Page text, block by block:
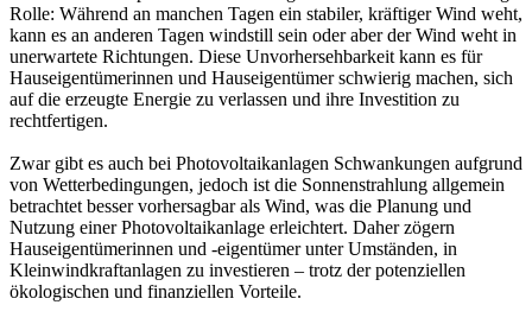
Rolle: Während an manchen Tagen ein stabiler, kräftiger Wind weht,
kann es an anderen Tagen windstill sein oder aber der Wind weht in
unerwartete Richtungen. Diese Unvorhersehbarkeit kann es für
Hauseigentümerinnen und Hauseigentümer schwierig machen, sich
auf die erzeugte Energie zu verlassen und ihre Investition zu
rechtfertigen.
Zwar gibt es auch bei Photovoltaikanlagen Schwankungen aufgrund
von Wetterbedingungen, jedoch ist die Sonnenstrahlung allgemein
betrachtet besser vorhersagbar als Wind, was die Planung und
Nutzung einer Photovoltaikanlage erleichtert. Daher zögern
Hauseigentümerinnen und -eigentümer unter Umständen, in
Kleinwindkraftanlagen zu investieren – trotz der potenziellen
ökologischen und finanziellen Vorteile.